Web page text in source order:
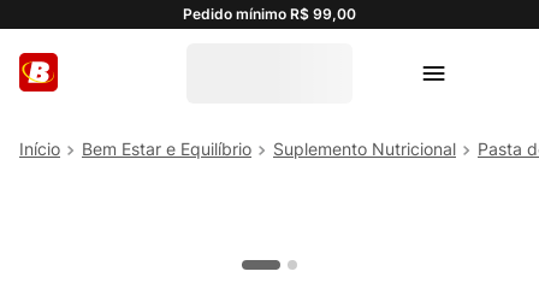
Pedido mínimo R$ 99,00
Bem Estar e Equilíbrio Suplemento Nutricional Pasta